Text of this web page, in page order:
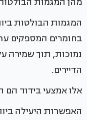
המגמות הבולטות
בחומרים המספקים
נמוכות, תוך שמירה
הדיירים.
אלו אמצעי בידוד הם
האפשרות היעילה